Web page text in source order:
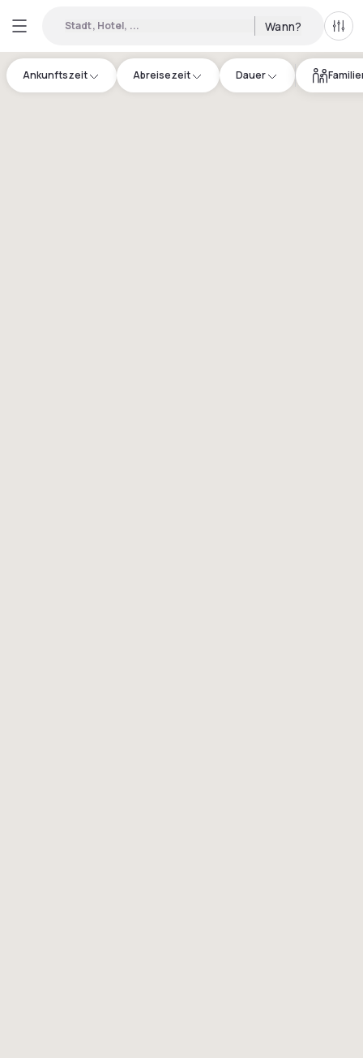
Stadt, Hotel, ... Wann? Alle
Ankunftszeit Abreisezeit Dauer